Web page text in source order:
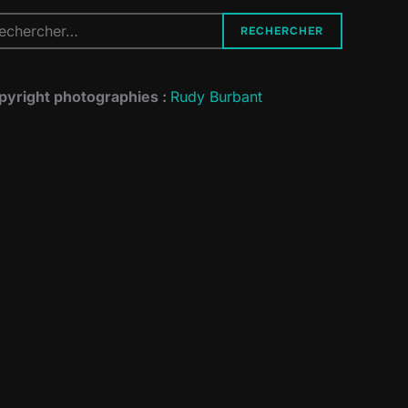
:
RECHERCHER
photographies : Rudy Burbant